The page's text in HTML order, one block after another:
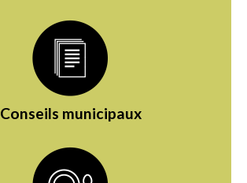
Conseils municipaux